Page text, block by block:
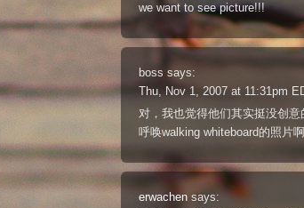
we want to see picture!!!
boss says:
Thu, Nov 1, 2007 at 11:31pm
对，我也觉得他们其实挺没创
呼唤walking whiteboard的照片啊
erwachen says: